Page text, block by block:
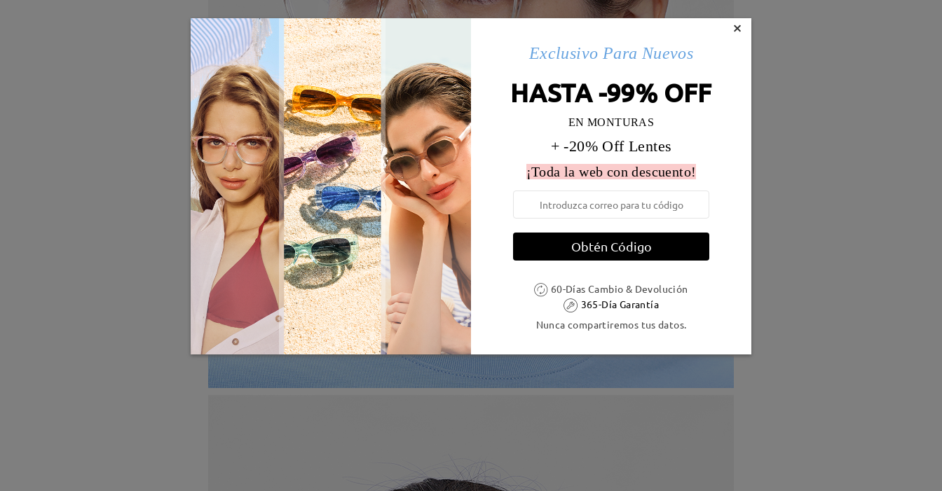
×
Exclusivo Para Nuevos
HASTA -99% OFF
EN MONTURAS
+ -20% Off Lentes
¡Toda la web con descuento!
Obtén Código
60-Días Cambio & Devolución
365-Día Garantía
Nunca compartiremos tus datos.